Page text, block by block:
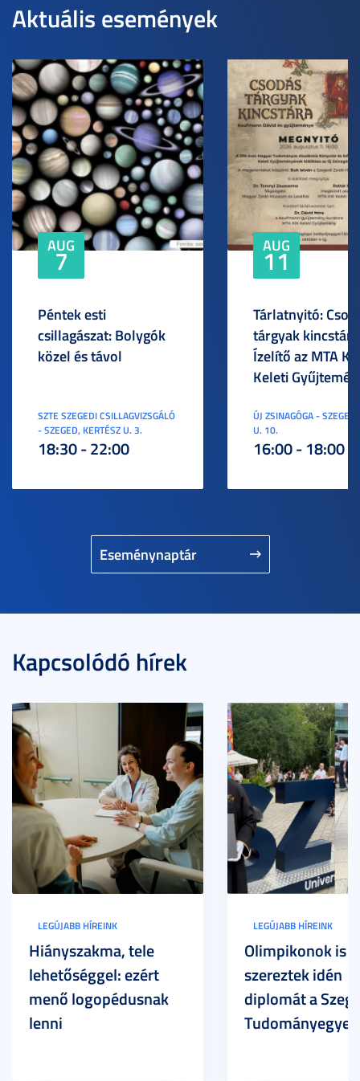
Aktuális események
Eseménynaptár
AUG
7
Péntek esti
csillagászat: Bolygók
közel és távol
SZTE SZEGEDI CSILLAGVIZSGÁLÓ
- SZEGED, KERTÉSZ U. 3.
18:30 - 22:00
AUG
11
Tárlatnyitó:
tárgyak
Ízelítő az MTA
Keleti
ÚJ ZSINAGÓGA -
U. 10.
16:00 - 18:00
Kapcsolódó hírek
LEGÚJABB HÍREINK
Hiányszakma, tele
lehetőséggel: ezért
menő logopédusnak
lenni
LEGÚJABB HÍREINK
Olimpikonok is
szereztek idén
diplomát a